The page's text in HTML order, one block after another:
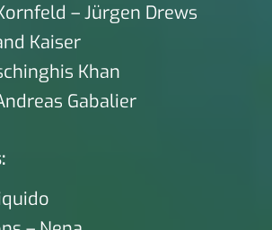
– Jürgen Drews
Kaiser
Khan
Gabalier